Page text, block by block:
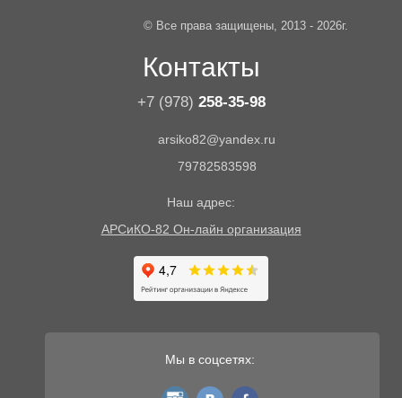
© Все права защищены, 2013 - 2026г.
Контакты
+7 (978) 258-35-98
arsiko82@yandex.ru
79782583598
Наш адрес:
АРСиКО-82 Он-лайн организация
Мы в соцсетях:
instagram
vk fb